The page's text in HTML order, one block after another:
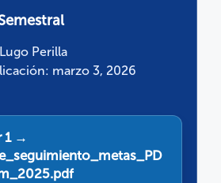
Perilla
marzo 3, 2026
1 →